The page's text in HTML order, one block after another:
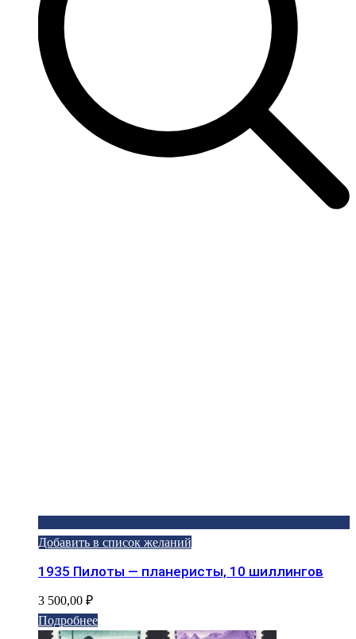
Добавить в список желаний
1935 Пилоты — планеристы, 10 шиллингов
3 500,00 ₽
Подробнее